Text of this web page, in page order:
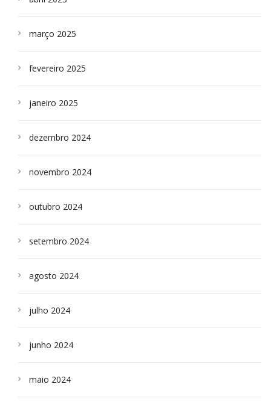
março 2025
fevereiro 2025
janeiro 2025
dezembro 2024
novembro 2024
outubro 2024
setembro 2024
agosto 2024
julho 2024
junho 2024
maio 2024